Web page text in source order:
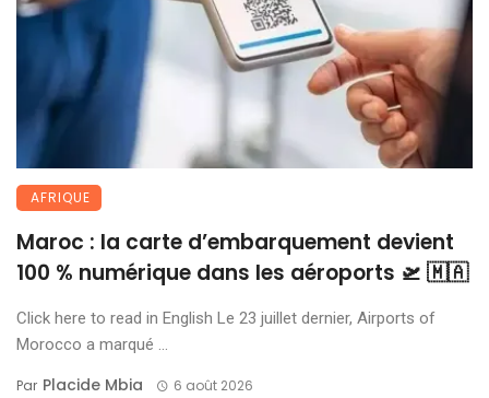
AFRIQUE
Maroc : la carte d’embarquement devient
100 % numérique dans les aéroports 🛫 🇲🇦
Click here to read in English Le 23 juillet dernier, Airports of
Morocco a marqué ...
Par Placide Mbia 6 août 2026